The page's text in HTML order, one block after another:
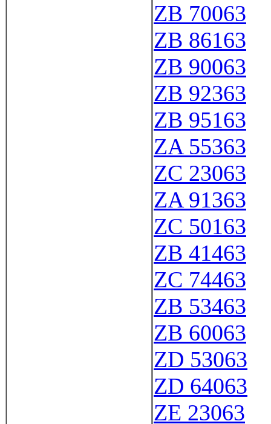
ZB 70063
ZB 86163
ZB 90063
ZB 92363
ZB 95163
ZA 55363
ZC 23063
ZA 91363
ZC 50163
ZB 41463
ZC 74463
ZB 53463
ZB 60063
ZD 53063
ZD 64063
ZE 23063